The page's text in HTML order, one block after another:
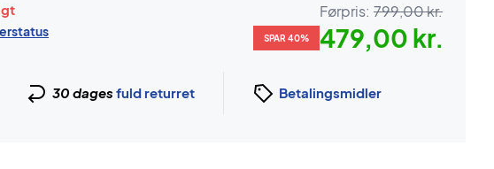
Førpris: 799,00 kr.
SPAR 40% 479,00 kr.
30 dages fuld returret Betalingsmidler